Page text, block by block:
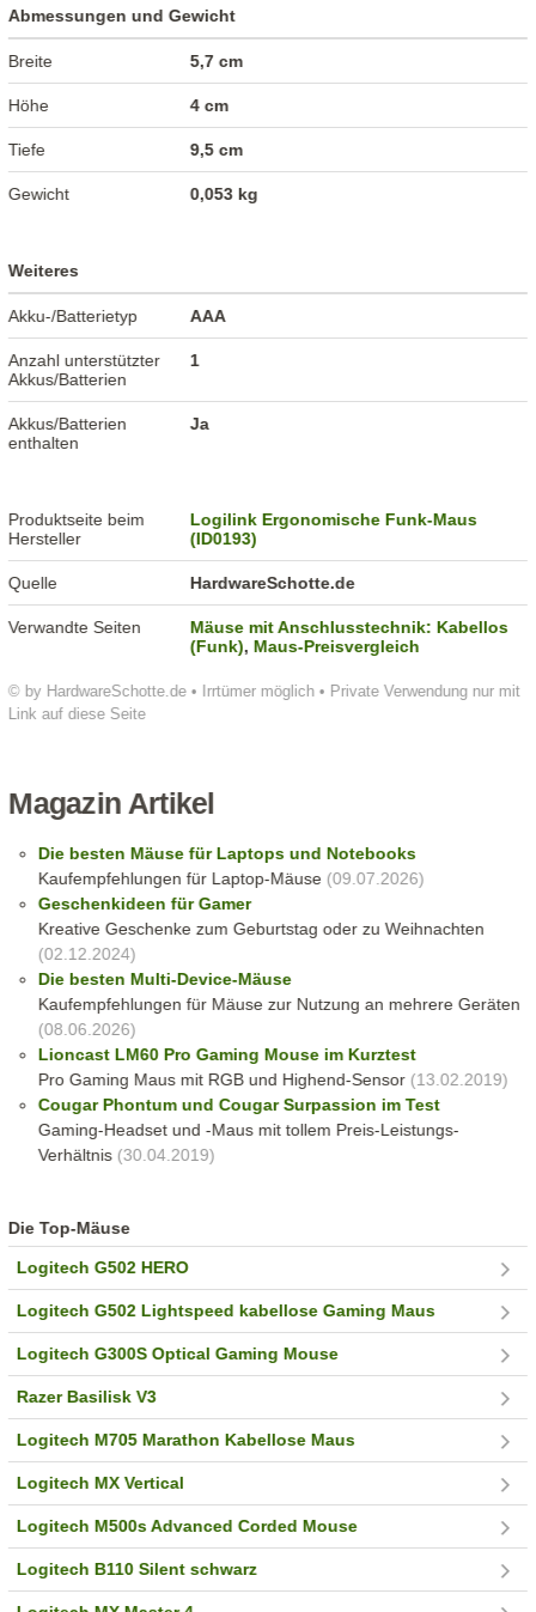
© by HardwareSchotte.de • Irrtümer möglich • Private Verwendung nur mit
Link auf diese Seite
Abmessungen und Gewicht
Breite 5,7 cm
Höhe 4 cm
Tiefe 9,5 cm
Gewicht 0,053 kg
Weiteres
Akku-/Batterietyp AAA
Anzahl unterstützter
Akkus/Batterien
1
Akkus/Batterien
enthalten
Ja
Produktseite beim
Hersteller
Logilink Ergonomische Funk-Maus
(ID0193)
Quelle HardwareSchotte.de
Verwandte Seiten
Mäuse mit Anschlusstechnik: Kabellos
(Funk),Maus-Preisvergleich
Magazin Artikel
Die besten Mäuse für Laptops und Notebooks
Kaufempfehlungen für Laptop-Mäuse (09.07.2026)
Geschenkideen für Gamer
Kreative Geschenke zum Geburtstag oder zu Weihnachten
(02.12.2024)
Die besten Multi-Device-Mäuse
Kaufempfehlungen für Mäuse zur Nutzung an mehrere Geräten
(08.06.2026)
Lioncast LM60 Pro Gaming Mouse im Kurztest
Pro Gaming Maus mit RGB und Highend-Sensor(13.02.2019)
Cougar Phontum und Cougar Surpassion im Test
Gaming-Headset und -Maus mit tollem Preis-Leistungs-
Verhältnis (30.04.2019)
Die Top-Mäuse
Logitech G502 HERO
Logitech G502 Lightspeed kabellose Gaming Maus
Logitech G300S Optical Gaming Mouse
Razer Basilisk V3
Logitech M705 Marathon Kabellose Maus
Logitech MX Vertical
Logitech M500s Advanced Corded Mouse
Logitech B110 Silent schwarz